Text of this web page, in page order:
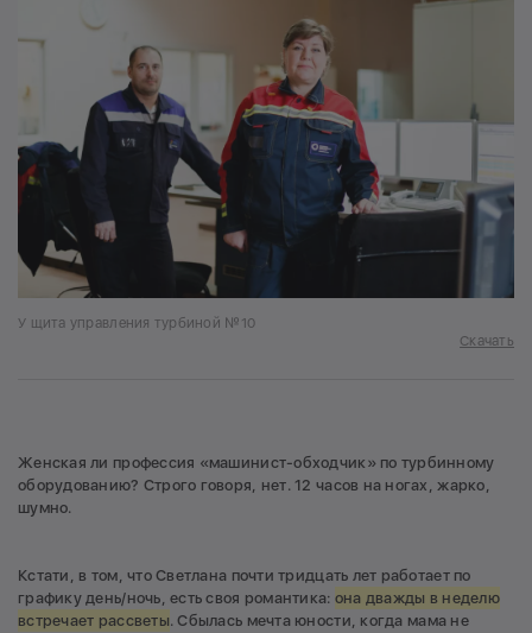
У щита управления турбиной №10
Скачать
Женская ли профессия «машинист-обходчик» по турбинному
оборудованию? Строго говоря, нет. 12 часов на ногах, жарко,
шумно.
Кстати, в том, что Светлана почти тридцать лет работает по
графику день/ночь, есть своя романтика: она дважды в неделю
встречает рассветы. Сбылась мечта юности, когда мама не